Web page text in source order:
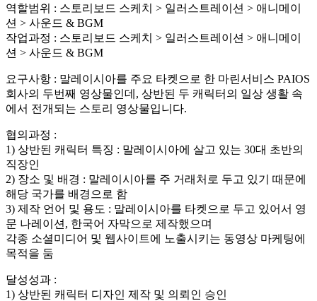
역할범위 : 스토리보드 스케치 > 일러스트레이션 > 애니메이
션 > 사운드 & BGM
작업과정 : 스토리보드 스케치 > 일러스트레이션 > 애니메이
션 > 사운드 & BGM
요구사항 : 말레이시아를 주요 타켓으로 한 마린서비스 PAIOS
회사의 두번째 영상물인데, 상반된 두 캐릭터의 일상 생활 속
에서 전개되는 스토리 영상물입니다.
협의과정 :
1) 상반된 캐릭터 특징 : 말레이시아에 살고 있는 30대 초반의
직장인
2) 장소 및 배경 : 말레이시아를 주 거래처로 두고 있기 때문에
해당 국가를 배경으로 함
3) 제작 언어 및 용도 : 말레이시아를 타켓으로 두고 있어서 영
문 나레이션, 한국어 자막으로 제작했으며
각종 소셜미디어 및 웹사이트에 노출시키는 동영상 마케팅에
목적을 둠
달성성과 :
1) 상반된 캐릭터 디자인 제작 및 의뢰인 승인